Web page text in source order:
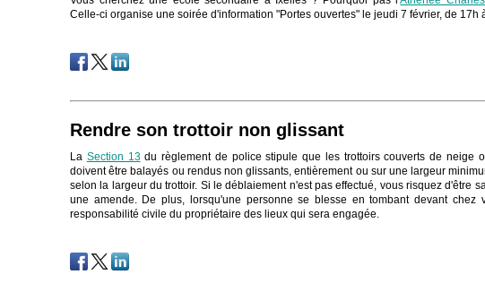
Celle-ci organise une soirée d'information "Portes ouvertes" le jeudi 7 février, de 17h
Rendre son trottoir non glissant
La Section 13du règlement de police stipule que les trottoirs couverts de neige
doivent être balayés ou rendus non glissants, entièrement ou sur une largeur
selon la largeur du trottoir. Si le déblaiement n'est pas effectué, vous risquez d'être
une amende. De plus, lorsqu'une personne se blesse en tombant devant chez
responsabilité civile du propriétaire des lieux qui sera engagée.